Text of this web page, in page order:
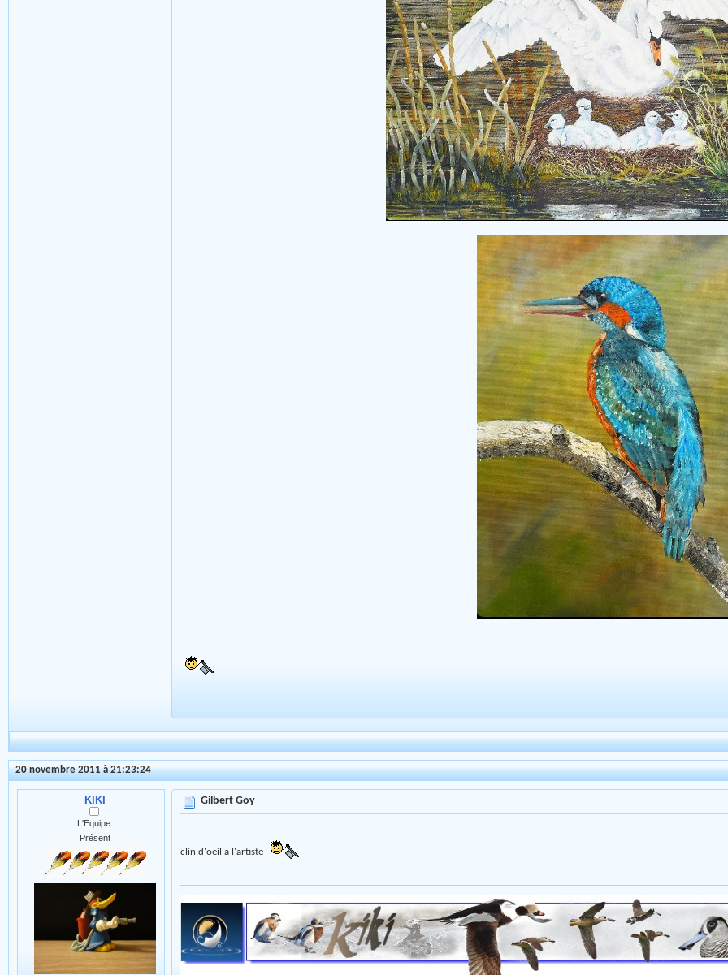
20 novembre 2011 à 21:23:24
KIKI
L'Equipe.
Présent
Gilbert Goy
clin d'oeil a l'artiste